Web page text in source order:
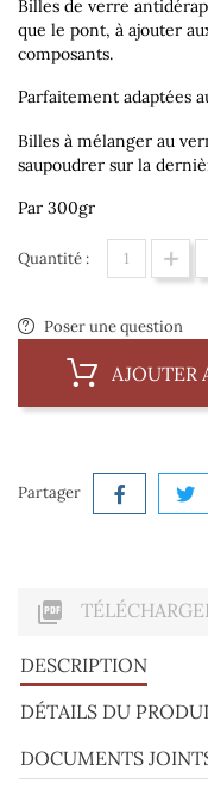
Billes de verre
que le pont, à ajouter
composants.
Parfaitement adaptées
Billes à mélanger au
saupoudrer sur la
Par 300gr
Quantité :
Poser une question
AJOUTER
Partager

DESCRIPTION
DÉTAILS DU
DOCUMENTS